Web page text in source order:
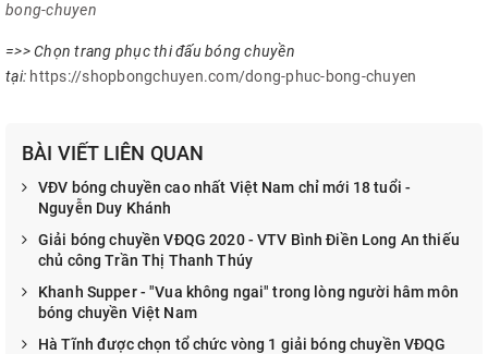
bong-chuyen
=>> Chọn trang phục thi đấu bóng chuyền
tại: https://shopbongchuyen.com/dong-phuc-bong-chuyen
BÀI VIẾT LIÊN QUAN
VĐV bóng chuyền cao nhất Việt Nam chỉ mới 18 tuổi -
Nguyễn Duy Khánh
Giải bóng chuyền VĐQG 2020 - VTV Bình Điền Long An thiếu
chủ công Trần Thị Thanh Thúy
Khanh Supper - "Vua không ngai" trong lòng người hâm môn
bóng chuyền Việt Nam
Hà Tĩnh được chọn tổ chức vòng 1 giải bóng chuyền VĐQG